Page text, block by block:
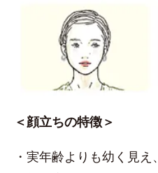
＜顔立ちの特徴＞
・実年齢よりも幼く見